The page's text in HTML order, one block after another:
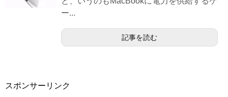
ー...
記事を読む
スポンサーリンク